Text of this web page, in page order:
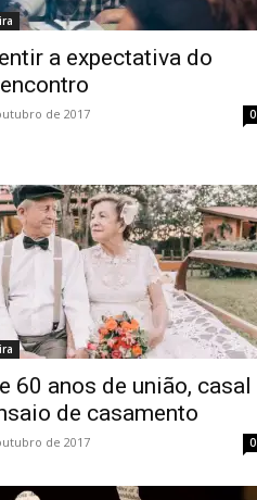
a expectativa do
de 2017 0
60 anos de união, casal
de casamento
de 2017 0